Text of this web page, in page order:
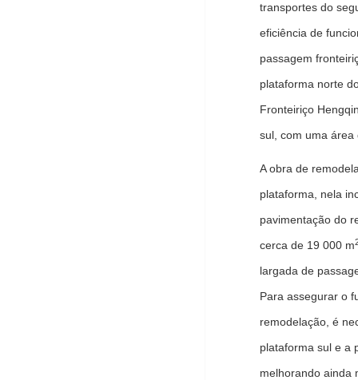
transportes do
eficiência de
passagem
plataforma norte
Fronteiriço
sul, com uma
A obra de
plataforma, nela
pavimentação do
cerca de 19 000 m
largada de
Para assegurar o
remodelação, é
plataforma sul e a
melhorando ainda